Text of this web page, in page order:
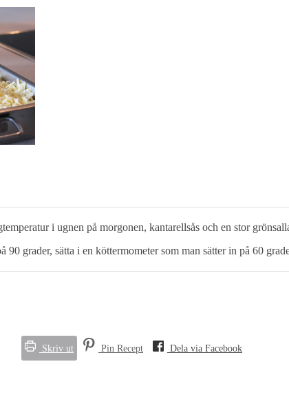
i ugnen på morgonen, kantarellsås och en stor
grader, sätta i en köttermometer som man sätter in på 60
Skriv ut Pin Recept Dela via Facebook